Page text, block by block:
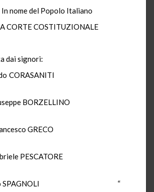
In nome del Popolo Italiano
CORTE COSTITUZIONALE
dai signori:
Aldo CORASANITI
BORZELLINO
Francesco GRECO
PESCATORE
Ugo SPAGNOLI “